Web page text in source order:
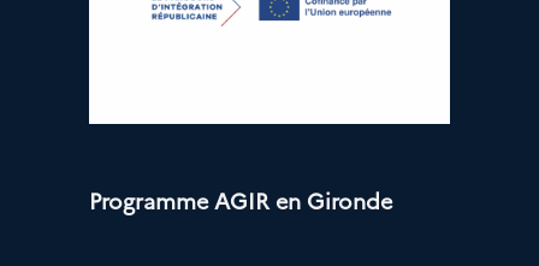
Programme AGIR en Gironde